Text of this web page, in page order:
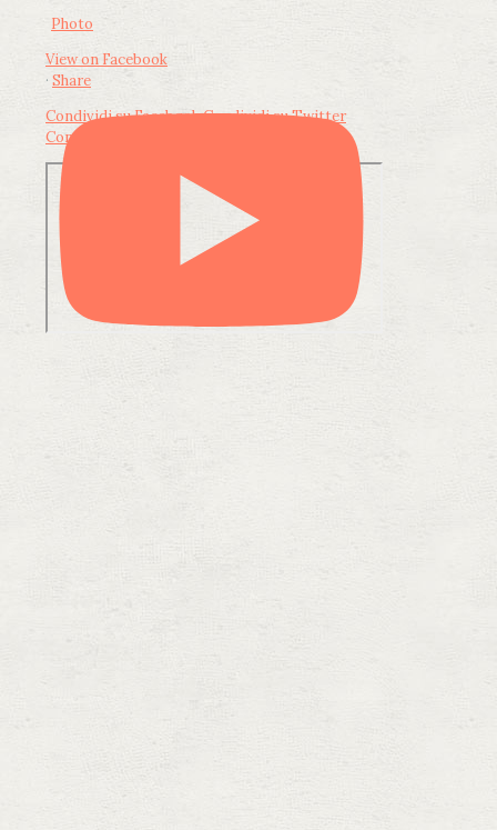
Photo
View on Facebook
· Share
Condividi su FacebookCondividi su Twitter
Condividi su LinkedIn